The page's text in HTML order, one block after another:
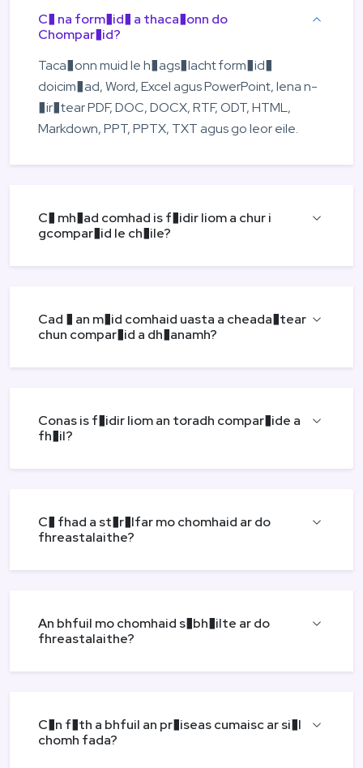
C� na form�id� a thaca�onn do
Chompar�id?
Taca�onn muid le h�ags�lacht form�id�
doicim�ad, Word, Excel agus PowerPoint, lena n-
�ir�tear PDF, DOC, DOCX, RTF, ODT, HTML,
Markdown, PPT, PPTX, TXT agus go leor eile.
C� mh�ad comhad is f�idir liom a chur i
gcompar�id le ch�ile?
Cad � an m�id comhaid uasta a cheada�tear
chun compar�id a dh�anamh?
Conas is f�idir liom an toradh compar�ide a
fh�il?
C� fhad a st�r�lfar mo chomhaid ar do
fhreastalaithe?
An bhfuil mo chomhaid s�bh�ilte ar do
fhreastalaithe?
C�n f�th a bhfuil an pr�iseas cumaisc ar si�l
chomh fada?